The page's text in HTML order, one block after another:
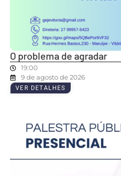
O problema de agradar
19:00
9 de agosto de 2026
VER DETALHES